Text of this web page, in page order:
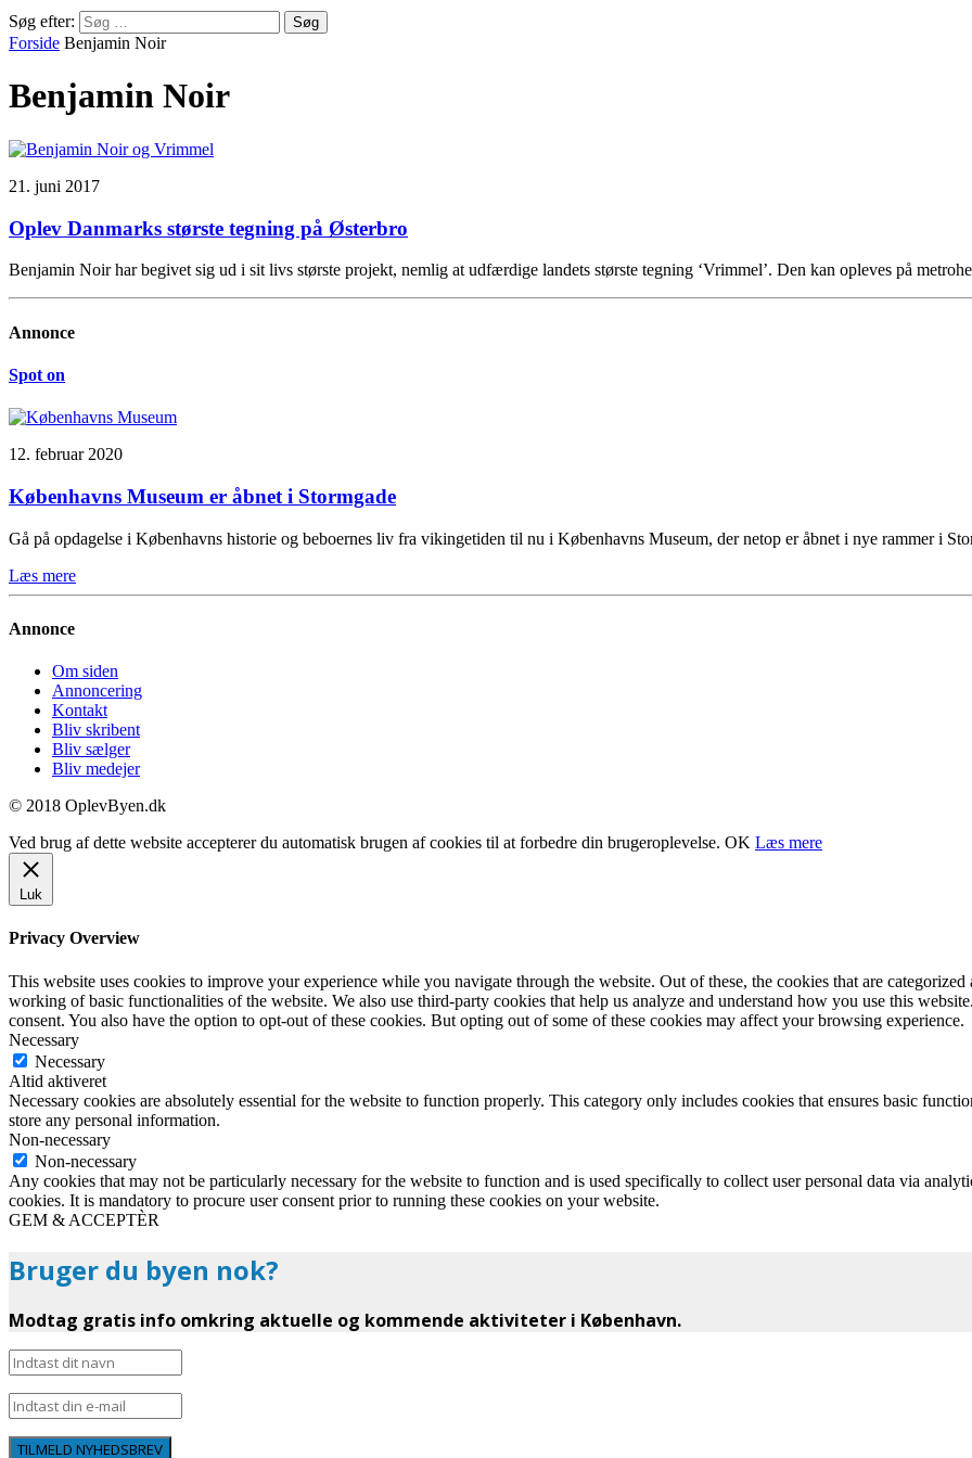
Søg efter:
Forside Benjamin Noir
Benjamin Noir
21. juni 2017
Oplev Danmarks største tegning på Østerbro
Benjamin Noir har begivet sig ud i sit livs største projekt, nemlig at udfærdige landets største tegning ‘Vrimmel’. Den kan opleves på
Annonce
Spot on
12. februar 2020
Københavns Museum er åbnet i Stormgade
Gå på opdagelse i Københavns historie og beboernes liv fra vikingetiden til nu i Københavns Museum, der netop er åbnet i nye rammer i
Læs mere
Annonce
Om siden
Annoncering
Kontakt
Bliv skribent
Bliv sælger
Bliv medejer
© 2018 OplevByen.dk
Ved brug af dette website accepterer du automatisk brugen af cookies til at forbedre din brugeroplevelse. OK Læs mere
Luk
Privacy Overview
This website uses cookies to improve your experience while you navigate through the website. Out of these, the cookies that are categorized
working of basic functionalities of the website. We also use third-party cookies that help us analyze and understand how you use this
consent. You also have the option to opt-out of these cookies. But opting out of some of these cookies may affect your browsing experience.
Necessary
Necessary
Altid aktiveret
Necessary cookies are absolutely essential for the website to function properly. This category only includes cookies that ensures basic
store any personal information.
Non-necessary
Non-necessary
Any cookies that may not be particularly necessary for the website to function and is used specifically to collect user personal data via
cookies. It is mandatory to procure user consent prior to running these cookies on your website.
GEM & ACCEPTÈR
Bruger du byen nok?
Modtag gratis info omkring aktuelle og kommende aktiviteter i København.
TILMELD NYHEDSBREV